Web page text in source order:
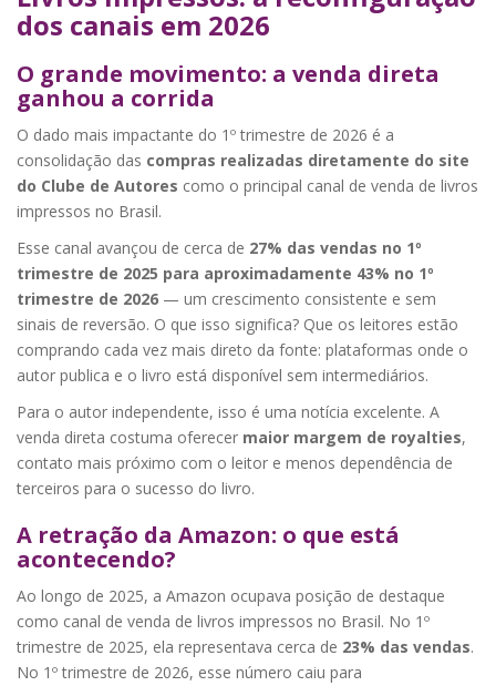
dos canais em 2026
O grande movimento: a venda direta
ganhou a corrida
O dado mais impactante do 1º trimestre de 2026 é a
consolidação das compras realizadas diretamente do site
do Clube de Autores como o principal canal de venda de livros
impressos no Brasil.
Esse canal avançou de cerca de 27% das vendas no 1º
trimestre de 2025 para aproximadamente 43% no 1º
trimestre de 2026 — um crescimento consistente e sem
sinais de reversão. O que isso significa? Que os leitores estão
comprando cada vez mais direto da fonte: plataformas onde o
autor publica e o livro está disponível sem intermediários.
Para o autor independente, isso é uma notícia excelente. A
venda direta costuma oferecer maior margem de royalties,
contato mais próximo com o leitor e menos dependência de
terceiros para o sucesso do livro.
A retração da Amazon: o que está
acontecendo?
Ao longo de 2025, a Amazon ocupava posição de destaque
como canal de venda de livros impressos no Brasil. No 1º
trimestre de 2025, ela representava cerca de 23% das vendas.
No 1º trimestre de 2026, esse número caiu para